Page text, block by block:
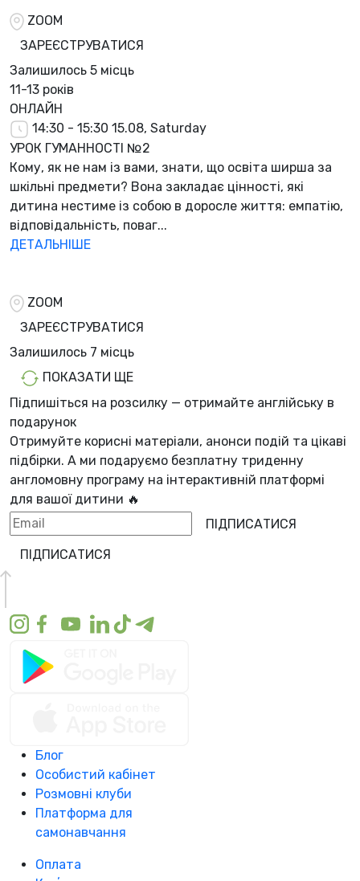
ZOOM
ЗАРЕЄСТРУВАТИСЯ
Залишилось 5 місць
11-13 років
ОНЛАЙН
14:30 - 15:30 15.08, Saturday
УРОК ГУМАННОСТІ №2
Кому, як не нам із вами, знати, що освіта ширша за
шкільні предмети? Вона закладає цінності, які
дитина нестиме із собою в доросле життя: емпатію,
відповідальність, поваг...
ДЕТАЛЬНІШЕ
ZOOM
ЗАРЕЄСТРУВАТИСЯ
Залишилось 7 місць
ПОКАЗАТИ ЩЕ
Підпишіться на розсилку — отримайте англійську в
подарунок
Отримуйте корисні матеріали, анонси подій та цікаві
підбірки. А ми подаруємо безплатну триденну
англомовну програму на інтерактивній платформі
для вашої дитини 🔥
ПІДПИСАТИСЯ
ПІДПИСАТИСЯ
Блог
Особистий кабінет
Розмовні клуби
Платформа для
самонавчання
Оплата